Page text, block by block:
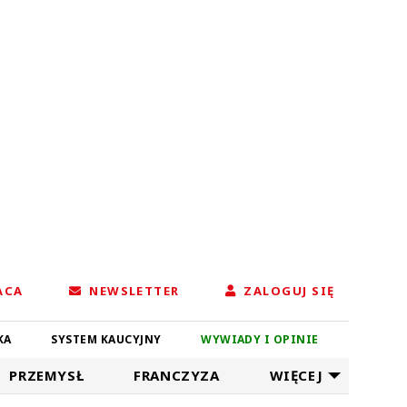
NEWSLETTER ZALOGUJ SIĘ
SYSTEM KAUCYJNY WYWIADY I OPINIE
PRZEMYSŁ FRANCZYZA WIĘCEJ